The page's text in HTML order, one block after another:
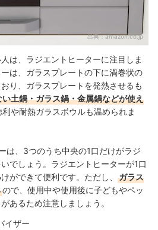
出典：amazon.co.jp
は、ラジエントヒーターに注目しま
は、ガラスプレートの下に渦巻状の
り、ガラスプレートを発熱させるも
土鍋・ガラス鍋・金属鍋などが使え
や耐熱ガラスボウルも温められま
は、3つのうち中央の1口だけがラジ
でしょう。ラジエントヒーターが1口
ができて便利です。ただし、
ガラス
ので、使用中や使用後に子どもやペッ
あるため注意しましょう。
イザー